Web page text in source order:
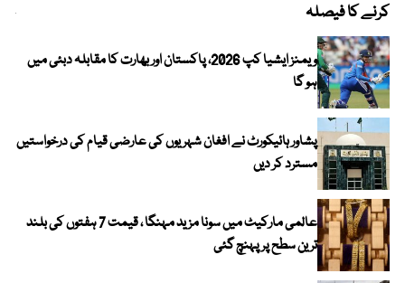
کرنے کا فیصلہ
ویمنز ایشیا کپ 2026، پاکستان اور بھارت کا مقابلہ دبئی میں
ہو گا
پشاور ہائیکورٹ نے افغان شہریوں کی عارضی قیام کی درخواستیں
مسترد کر دیں
عالمی مارکیٹ میں سونا مزید مہنگا ، قیمت 7 ہفتوں کی بلند
ترین سطح پر پہنچ گئی